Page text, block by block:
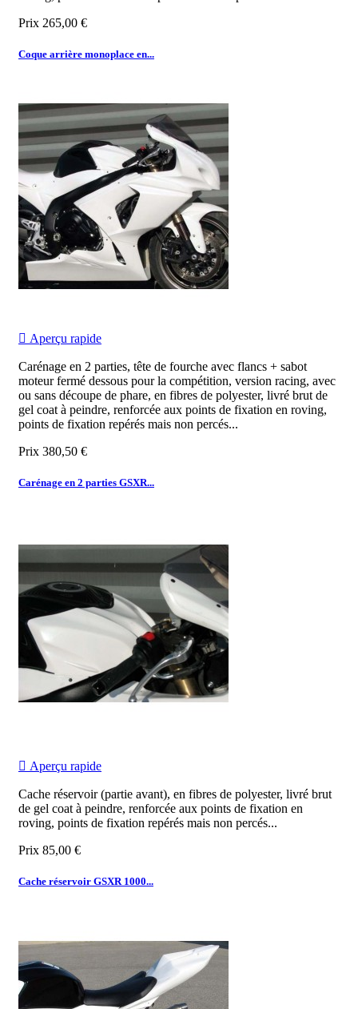
Prix 265,00 €
Coque arrière monoplace en...
 Aperçu rapide
Carénage en 2 parties, tête de fourche avec flancs + sabot
moteur fermé dessous pour la compétition, version racing, avec
ou sans découpe de phare, en fibres de polyester, livré brut de
gel coat à peindre, renforcée aux points de fixation en roving,
points de fixation repérés mais non percés...
Prix 380,50 €
Carénage en 2 parties GSXR...
 Aperçu rapide
Cache réservoir (partie avant), en fibres de polyester, livré brut
de gel coat à peindre, renforcée aux points de fixation en
roving, points de fixation repérés mais non percés...
Prix 85,00 €
Cache réservoir GSXR 1000...